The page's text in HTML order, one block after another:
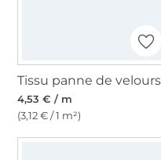
4,53 € / m
(3,12 € / 1 m²)